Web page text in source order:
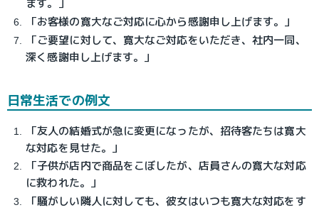
ます。」
「お客様の寛大なご対応に心から感謝申し上げます。」
「ご要望に対して、寛大なご対応をいただき、社内一同、
深く感謝申し上げます。」
日常生活での例文
「友人の結婚式が急に変更になったが、招待客たちは寛大
な対応を見せた。」
「子供が店内で商品をこぼしたが、店員さんの寛大な対応
に救われた。」
「騒がしい隣人に対しても、彼女はいつも寛大な対応をす